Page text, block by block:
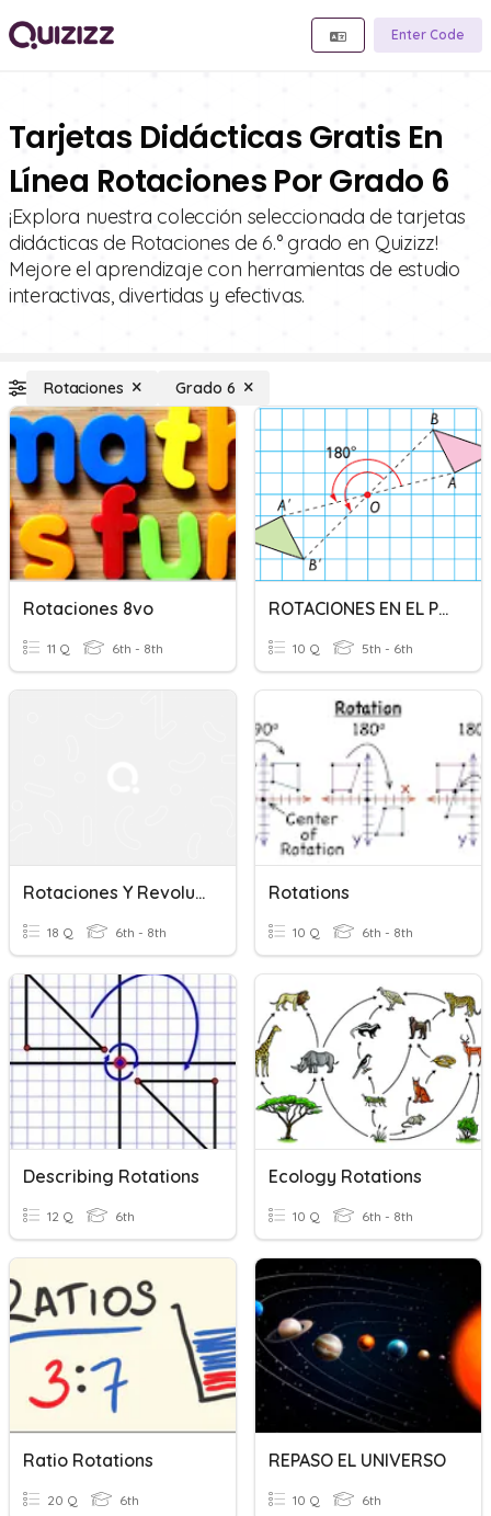
Enter Code
Tarjetas Didácticas Gratis En
Línea Rotaciones Por Grado 6
¡Explora nuestra colección seleccionada de tarjetas
didácticas de Rotaciones de 6.° grado en Quizizz!
Mejore el aprendizaje con herramientas de estudio
interactivas, divertidas y efectivas.
Rotaciones Grado 6
Rotaciones 8vo
11 Q 6th - 8th
ROTACIONES EN EL PLANO
10 Q 5th - 6th
Rotaciones Y Revoluciones
18 Q 6th - 8th
Rotations
10 Q 6th - 8th
Describing Rotations
12 Q 6th
Ecology Rotations
10 Q 6th - 8th
Ratio Rotations
20 Q 6th
REPASO EL UNIVERSO
10 Q 6th